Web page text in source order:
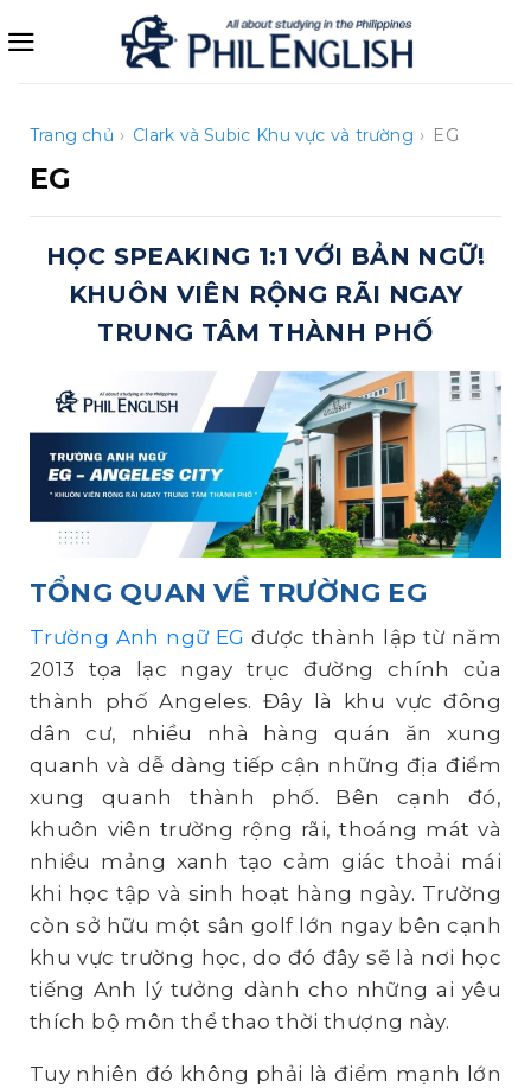
qua
Trang chủ › Clark và Subic Khu vực và trường › EG
EG
HỌC SPEAKING 1:1 VỚI BẢN NGỮ!
KHUÔN VIÊN RỘNG RÃI NGAY
TRUNG TÂM THÀNH PHỐ
TỔNG QUAN VỀ TRƯỜNG EG
Trường Anh ngữ EG được thành lập từ năm
2013 tọa lạc ngay trục đường chính của
thành phố Angeles. Đây là khu vực đông
dân cư, nhiều nhà hàng quán ăn xung
quanh và dễ dàng tiếp cận những địa điểm
xung quanh thành phố. Bên cạnh đó,
khuôn viên trường rộng rãi, thoáng mát và
nhiều mảng xanh tạo cảm giác thoải mái
khi học tập và sinh hoạt hàng ngày. Trường
còn sở hữu một sân golf lớn ngay bên cạnh
khu vực trường học, do đó đây sẽ là nơi học
tiếng Anh lý tưởng dành cho những ai yêu
thích bộ môn thể thao thời thượng này.
Tuy nhiên đó không phải là điểm mạnh lớn